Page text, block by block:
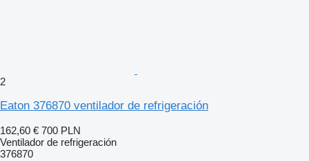
2
Eaton 376870 ventilador de refrigeración
162,60 € 700 PLN
Ventilador de refrigeración
376870